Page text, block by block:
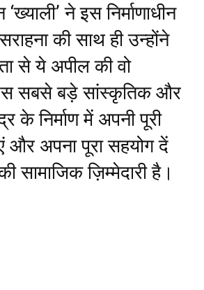
ने इस निर्माणाधीन
की साथ ही उन्होंने
से ये अपील की वो
सबसे बड़े सांस्कृतिक और
के निर्माण में अपनी पूरी
और अपना पूरा सहयोग दें
सामाजिक ज़िम्मेदारी है।